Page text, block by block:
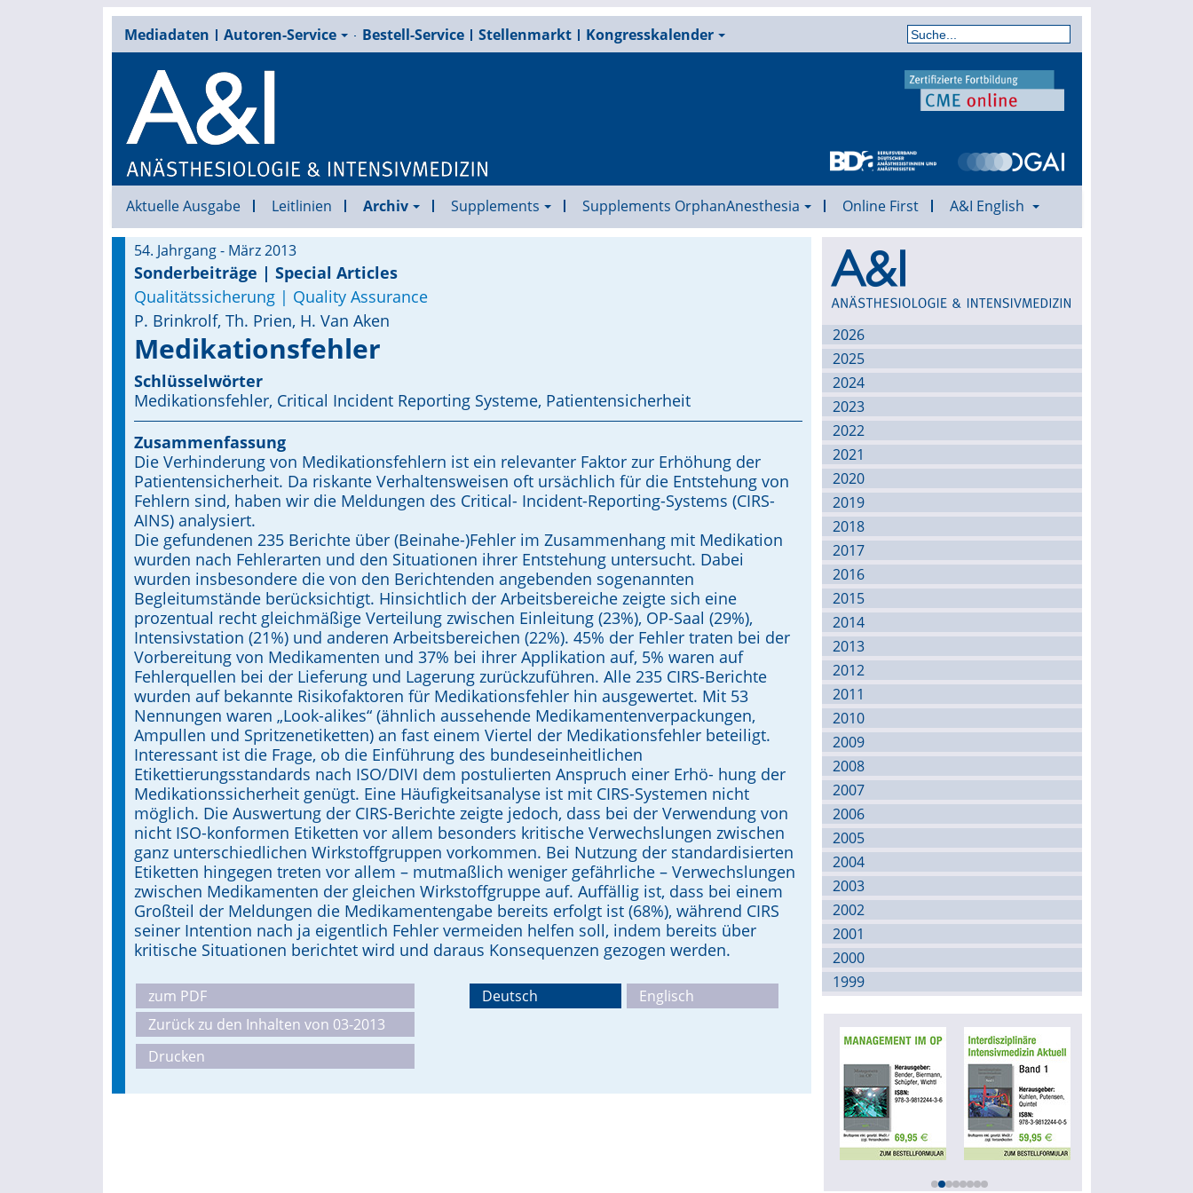
Mediadaten Autoren-Service Bestell-Service Stellenmarkt Kongresskalender
Aktuelle Ausgabe Leitlinien Archiv Supplements Supplements OrphanAnesthesia Online First A&I English
54. Jahrgang - März 2013
Sonderbeiträge | Special Articles
Qualitätssicherung | Quality Assurance
P. Brinkrolf, Th. Prien, H. Van Aken
Medikationsfehler
Schlüsselwörter
Medikationsfehler, Critical Incident Reporting Systeme, Patientensicherheit
Zusammenfassung
Die Verhinderung von Medikationsfehlern ist ein relevanter Faktor zur Erhöhung der
Patientensicherheit. Da riskante Verhaltensweisen oft ursächlich für die Entstehung von
Fehlern sind, haben wir die Meldungen des Critical- Incident-Reporting-Systems (CIRS-
AINS) analysiert.
Die gefundenen 235 Berichte über (Beinahe-)Fehler im Zusammenhang mit Medikation
wurden nach Fehlerarten und den Situationen ihrer Entstehung untersucht. Dabei
wurden insbesondere die von den Berichtenden angebenden sogenannten
Begleitumstände berücksichtigt. Hinsichtlich der Arbeitsbereiche zeigte sich eine
prozentual recht gleichmäßige Verteilung zwischen Einleitung (23%), OP-Saal (29%),
Intensivstation (21%) und anderen Arbeitsbereichen (22%). 45% der Fehler traten bei der
Vorbereitung von Medikamenten und 37% bei ihrer Applikation auf, 5% waren auf
Fehlerquellen bei der Lieferung und Lagerung zurückzuführen. Alle 235 CIRS-Berichte
wurden auf bekannte Risikofaktoren für Medikationsfehler hin ausgewertet. Mit 53
Nennungen waren „Look-alikes“ (ähnlich aussehende Medikamentenverpackungen,
Ampullen und Spritzenetiketten) an fast einem Viertel der Medikationsfehler beteiligt.
Interessant ist die Frage, ob die Einführung des bundeseinheitlichen
Etikettierungsstandards nach ISO/DIVI dem postulierten Anspruch einer Erhö­- hung der
Medikationssicherheit genügt. Eine Häufigkeitsanalyse ist mit CIRS-Systemen nicht
möglich. Die Auswertung der CIRS-Berichte zeigte jedoch, dass bei der Verwendung von
nicht ISO-kon­formen Etiketten vor allem besonders kritische Verwechslungen zwischen
ganz unterschiedlichen Wirkstoffgruppen vor­kommen. Bei Nutzung der standardisierten
Etiketten hingegen treten vor allem – mutmaßlich weniger gefährliche – Verwechslungen
zwischen Medikamenten der gleichen Wirkstoffgruppe auf. Auffällig ist, dass bei einem
Großteil der Meldungen die Medikamentengabe bereits erfolgt ist (68%), während CIRS
seiner Intention nach ja eigentlich Fehler vermeiden helfen soll, indem bereits über
kritische Situationen berichtet wird und daraus Konsequenzen gezogen werden.
zum PDF
Zurück zu den Inhalten von 03-2013
Drucken
Deutsch Englisch
Archiv
2026
2025
2024
2023
2022
2021
2020
2019
2018
2017
2016
2015
2014
2013
2012
2011
2010
2009
2008
2007
2006
2005
2004
2003
2002
2001
2000
1999